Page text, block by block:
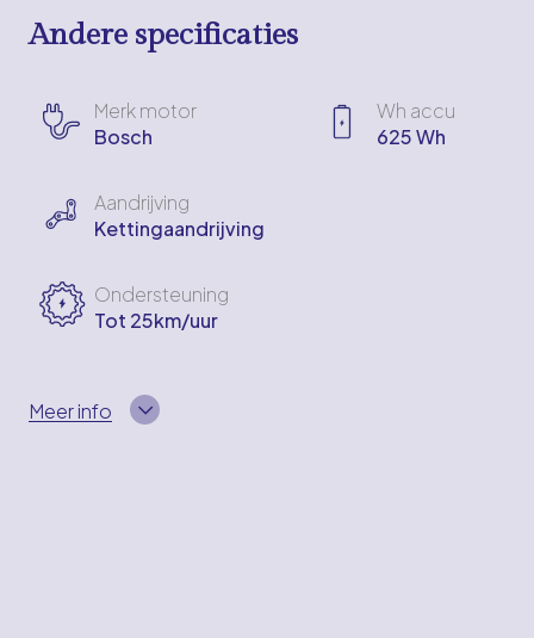
Andere specificaties
Merk motor
Bosch
Wh accu
625 Wh
Aandrijving
Kettingaandrijving
Ondersteuning
Tot 25km/uur
Meer info